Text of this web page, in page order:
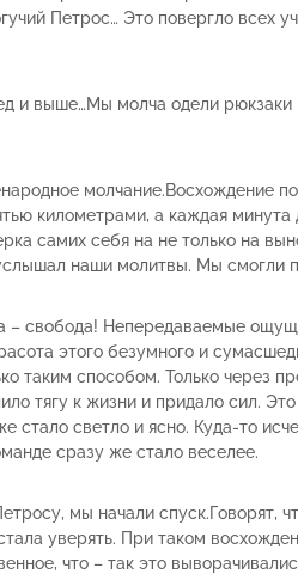
Петрос… Это повергло всех
и выше…Мы молча одели рюкзаки
молчание.Восхождение
километрами, а каждая
самих себя на не только на
наши молитвы. Мы смогли
– свобода! Непередаваемые
этого безумного и
таким способом. Только через
тягу к жизни и придало сил.
стало светло и ясно. Куда-то
сразу же стало веселее.
мы начали спуск.Говорят,
уверять. При таком
что – так это